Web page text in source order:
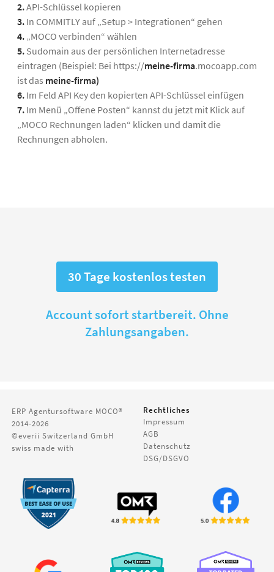
2.API-Schlüssel kopieren
3. In COMMITLY auf „Setup > Integrationen“ gehen
4. „MOCO verbinden“ wählen
5. Sudomain aus der persönlichen Internetadresse
eintragen (Beispiel: Bei https://meine-firma.mocoapp.com
ist das meine-firma)
6. Im Feld API Key den kopierten API-Schlüssel einfügen
7. Im Menü „Offene Posten“ kannst du jetzt mit Klick auf
„MOCO Rechnungen laden“ klicken und damit die
Rechnungen abholen.
30 Tage kostenlos testen
Account sofort startbereit. Ohne
Zahlungsangaben.
ERP Agentursoftware MOCO®
2014-2026
©everii Switzerland GmbH
swiss made with
Rechtliches
Impressum
AGB
Datenschutz
DSG/DSGVO